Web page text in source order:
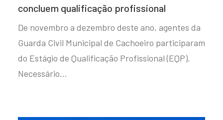
concluem qualificação profissional
De novembro a dezembro deste ano, agentes da
Guarda Civil Municipal de Cachoeiro participaram
do Estágio de Qualificação Profissional (EQP).
Necessário…